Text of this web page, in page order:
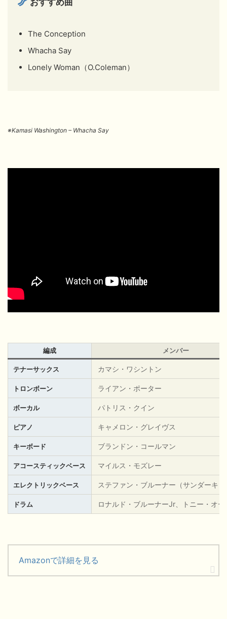
The Conception
Whacha Say
Lonely Woman（O.Coleman）
※Kamasi Washington – Whacha Say
編成 メンバー
テナーサックス カマシ・ワシントン
トロンボーン ライアン・ポーター
ボーカル パトリス・クイン
ピアノ キャメロン・グレイヴス
キーボード ブランドン・コールマン
アコースティックベース マイルス・モズレー
エレクトリックベース ステファン・ブルーナー（サンダーキ
ドラム ロナルド・ブルーナーJr、トニー・オー
Amazonで詳細を見る